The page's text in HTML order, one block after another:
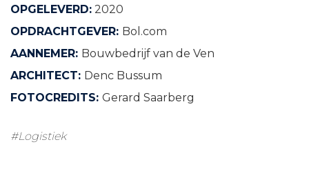
OPGELEVERD: 2020
OPDRACHTGEVER: Bol.com
AANNEMER: Bouwbedrijf van de Ven
ARCHITECT: Denc Bussum
FOTOCREDITS: Gerard Saarberg
#Logistiek